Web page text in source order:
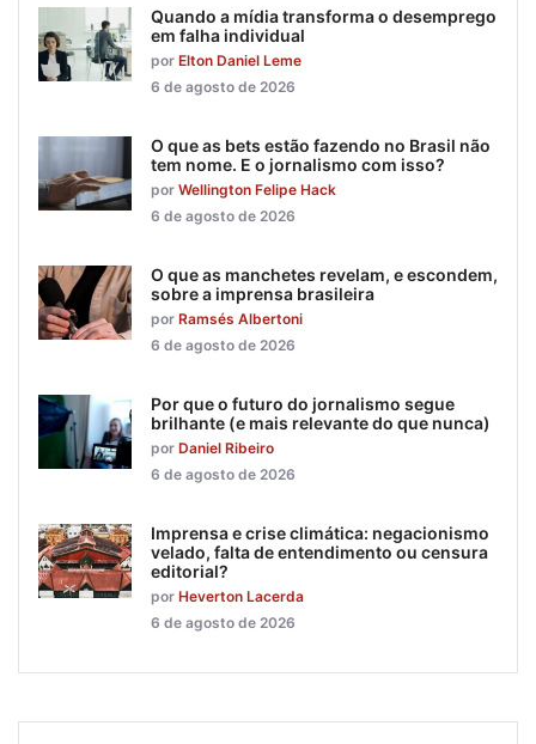
Quando a mídia transforma o desemprego
em falha individual
por Elton Daniel Leme
6 de agosto de 2026
O que as bets estão fazendo no Brasil não
tem nome. E o jornalismo com isso?
por Wellington Felipe Hack
6 de agosto de 2026
O que as manchetes revelam, e escondem,
sobre a imprensa brasileira
por Ramsés Albertoni
6 de agosto de 2026
Por que o futuro do jornalismo segue
brilhante (e mais relevante do que nunca)
por Daniel Ribeiro
6 de agosto de 2026
Imprensa e crise climática: negacionismo
velado, falta de entendimento ou censura
editorial?
por Heverton Lacerda
6 de agosto de 2026